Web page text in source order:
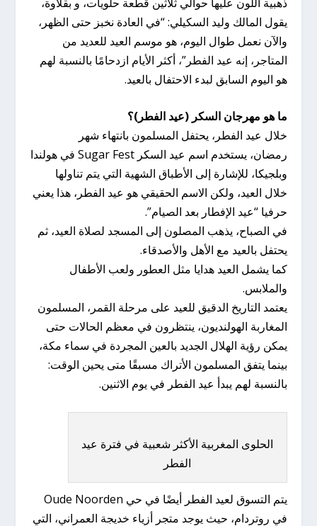
يقول المالك وليد السكيلي: “في العادة نخبز حتى الظهر،
والآن نعمل طوال اليوم، هو موسم العيد للعديد من
المتاجر، إنه عيد الفطر”، أكثر الأيام ازدحامًا بالنسبة لهم
هو اليوم السابق لبدء الاحتفال بالعيد.
ما هو مهرجان السكر (عيد الفطر)؟
خلال عيد الفطر، يحتفل المسلمون بانتهاء شهر
رمضان، يستخدم اسم عيد السكر Sugar Fest في هولندا
وبلجيكا، للإشارة إلى الأطباق الشهية التي يتم تناولها
خلال العيد، ولكن الاسم الحقيقي هو عيد الفطر، هذا يعني
حرفيا “عيد الإفطار بعد الصيام”.
في الصباح، يذهب المصلون إلى المسجد لصلاة العيد، ثم
يحتفل بالعيد مع الأهل والأصدقاء.
كما يشمل العيد هدايا مثل العطور ولعب الأطفال
والملابس.
يعتمد التاريخ الدقيق للعيد على مرحلة القمر، المسلمون
المغاربة الهولنديون، ينتظرون في معظم الحالات حتى
يمكن رؤية الهلال الجديد بالعين المجردة في سماء مكة،
بينما يتفق المسلمون الأتراك مسبقًا متى يحين الوقت:
بالنسبة لهم يبدأ عيد الفطر في يوم الاثنين.
الحلوى المغربية الأكثر شعبية في فترة عيد
الفطر
يتم التسوق لعيد الفطر أيضًا في حي Oude Noorden
في روتردام، حيث يوجد متجر أزياء خديجة العمراني، التي